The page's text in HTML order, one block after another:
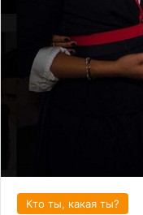
Кто ты, какая ты?